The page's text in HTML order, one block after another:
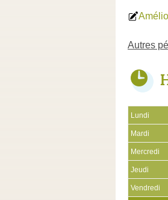
Autres
Lundi
Mardi
Mercredi
Jeudi
Vendredi